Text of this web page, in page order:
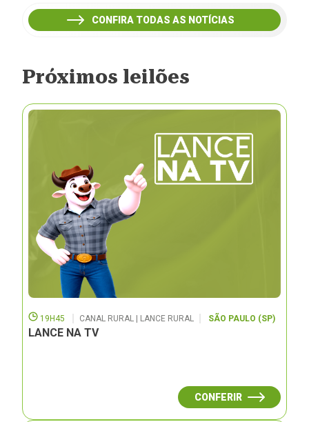
CONFIRA TODAS AS NOTÍCIAS
Próximos leilões
19H45 CANAL RURAL | LANCE RURAL SÃO PAULO (SP)
LANCE NA TV
CONFERIR